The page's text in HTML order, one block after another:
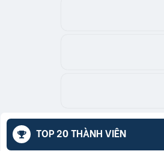
TOP 20 THÀNH VIÊN